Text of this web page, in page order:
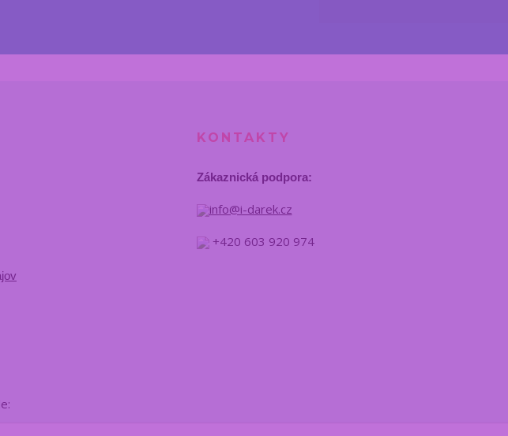
KONTAKTY
Zákaznická podpora:
info@i-darek.cz
+420 603 920 974